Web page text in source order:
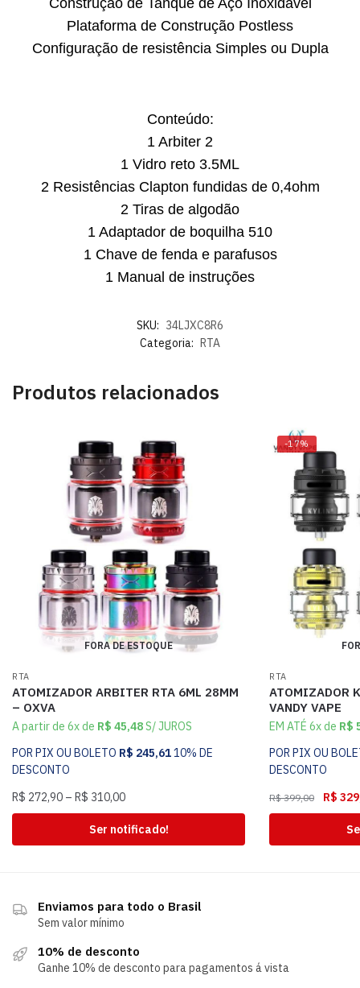
Plataforma de Construção Postless
Configuração de resistência Simples ou Dupla
Conteúdo:
1 Arbiter 2
1 Vidro reto 3.5ML
2 Resistências Clapton fundidas de 0,4ohm
2 Tiras de algodão
1 Adaptador de boquilha 510
1 Chave de fenda e parafusos
1 Manual de instruções
SKU: 34LJXC8R6
Categoria: RTA
Produtos relacionados
FORA DE ESTOQUE
RTA
ATOMIZADOR ARBITER RTA 6ML 28MM
– OXVA
A partir de 6x de R$ 45,48S/ JUROS
POR PIX OU BOLETO R$ 245,6110% DE
DESCONTO
R$ 272,90 – R$ 310,00
Ser notificado!
-17%
RTA
ATOMIZADOR
VANDY VAPE
EM ATÉ 6x de R$
POR PIX OU
DESCONTO
R$399,00 R$
Enviamos para todo o Brasil
Sem valor mínimo
10% de desconto
Ganhe 10% de desconto para pagamentos á vista